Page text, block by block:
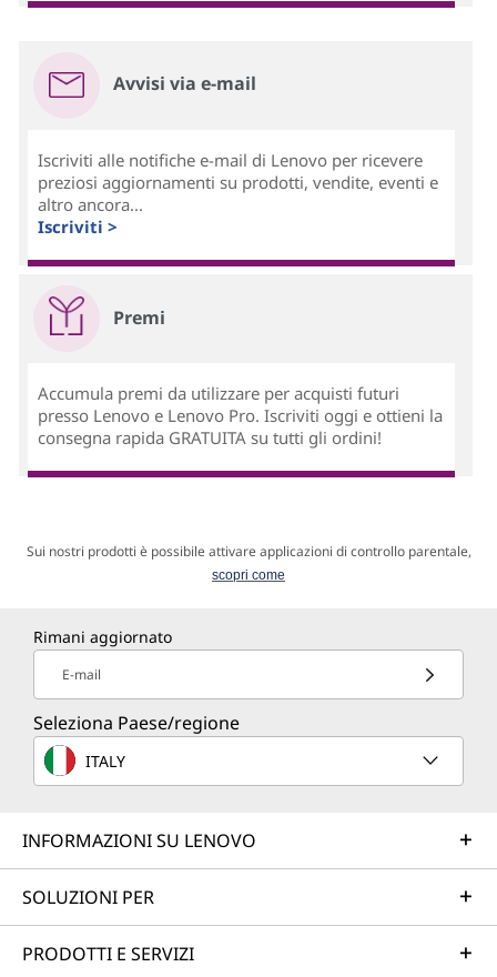
Avvisi via e-mail
Iscriviti alle notifiche e-mail di Lenovo per ricevere
preziosi aggiornamenti su prodotti, vendite, eventi e
altro ancora...
Iscriviti >
Premi
Accumula premi da utilizzare per acquisti futuri
presso Lenovo e Lenovo Pro. Iscriviti oggi e ottieni la
consegna rapida GRATUITA su tutti gli ordini!
Sui nostri prodotti è possibile attivare applicazioni di controllo parentale,
scopri come
Rimani aggiornato
E-mail
Seleziona Paese/regione
ITALY
INFORMAZIONI SU LENOVO
SOLUZIONI PER
PRODOTTI E SERVIZI